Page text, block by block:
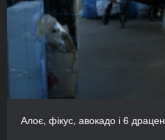
Алоє, фікус, авокадо і 6 драцен